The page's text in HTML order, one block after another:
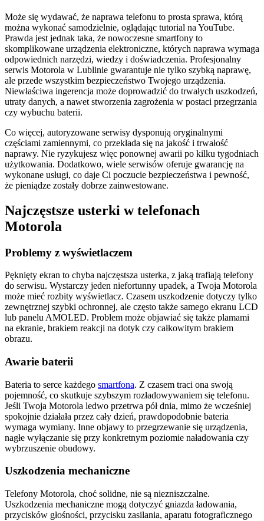
Może się wydawać, że naprawa telefonu to prosta sprawa, którą
można wykonać samodzielnie, oglądając tutorial na YouTube.
Prawda jest jednak taka, że nowoczesne smartfony to
skomplikowane urządzenia elektroniczne, których naprawa wymaga
odpowiednich narzędzi, wiedzy i doświadczenia. Profesjonalny
serwis Motorola w Lublinie gwarantuje nie tylko szybką naprawę,
ale przede wszystkim bezpieczeństwo Twojego urządzenia.
Niewłaściwa ingerencja może doprowadzić do trwałych uszkodzeń,
utraty danych, a nawet stworzenia zagrożenia w postaci przegrzania
czy wybuchu baterii.
Co więcej, autoryzowane serwisy dysponują oryginalnymi
częściami zamiennymi, co przekłada się na jakość i trwałość
naprawy. Nie ryzykujesz więc ponownej awarii po kilku tygodniach
użytkowania. Dodatkowo, wiele serwisów oferuje gwarancję na
wykonane usługi, co daje Ci poczucie bezpieczeństwa i pewność,
że pieniądze zostały dobrze zainwestowane.
Najczęstsze usterki w telefonach
Motorola
Problemy z wyświetlaczem
Pęknięty ekran to chyba najczęstsza usterka, z jaką trafiają telefony
do serwisu. Wystarczy jeden niefortunny upadek, a Twoja Motorola
może mieć rozbity wyświetlacz. Czasem uszkodzenie dotyczy tylko
zewnętrznej szybki ochronnej, ale często także samego ekranu LCD
lub panelu AMOLED. Problem może objawiać się także plamami
na ekranie, brakiem reakcji na dotyk czy całkowitym brakiem
obrazu.
Awarie baterii
Bateria to serce każdego smartfona. Z czasem traci ona swoją
pojemność, co skutkuje szybszym rozładowywaniem się telefonu.
Jeśli Twoja Motorola ledwo przetrwa pół dnia, mimo że wcześniej
spokojnie działała przez cały dzień, prawdopodobnie bateria
wymaga wymiany. Inne objawy to przegrzewanie się urządzenia,
nagłe wyłączanie się przy konkretnym poziomie naładowania czy
wybrzuszenie obudowy.
Uszkodzenia mechaniczne
Telefony Motorola, choć solidne, nie są niezniszczalne.
Uszkodzenia mechaniczne mogą dotyczyć gniazda ładowania,
przycisków głośności, przycisku zasilania, aparatu fotograficznego